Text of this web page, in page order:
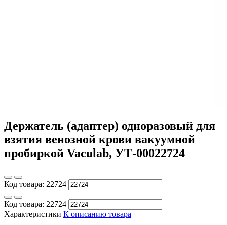
Держатель (адаптер) одноразовый для
взятия венозной крови вакуумной
пробиркой Vaculab, УТ-00022724
Код товара: 22724
Код товара: 22724
Характеристики К описанию товара